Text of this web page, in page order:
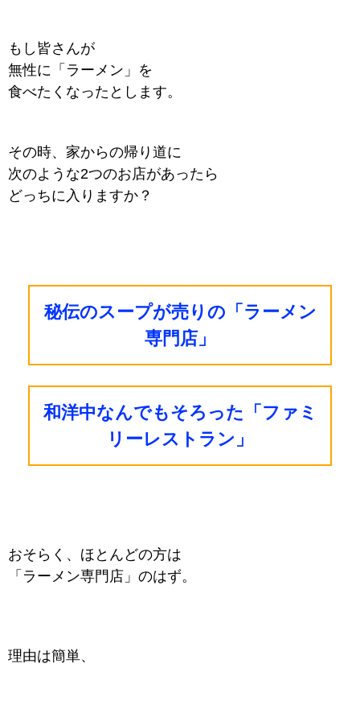
もし皆さんが
無性に「ラーメン」 を
食べたくなったとします。
その時、家からの帰り道に
次のような2つのお店があったら
どっちに入りますか？
秘伝のスープが売りの「ラーメン
専門店」
和洋中なんでもそろった「ファミ
リーレストラン」
おそらく、ほとんどの方は
「ラーメン専門店」のはず。
理由は簡単、